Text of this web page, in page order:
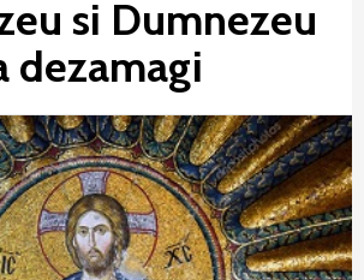
si Dumnezeu
dezamagi